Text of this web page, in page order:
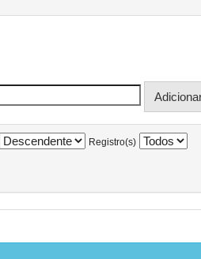
Registro(s)